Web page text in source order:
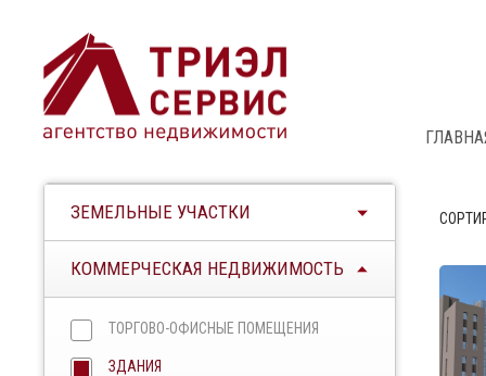
ЗЕМЕЛЬНЫЕ УЧАСТКИ
КОММЕРЧЕСКАЯ НЕДВИЖИМОСТЬ
ТОРГОВО-ОФИСНЫЕ ПОМЕЩЕНИЯ
ЗДАНИЯ